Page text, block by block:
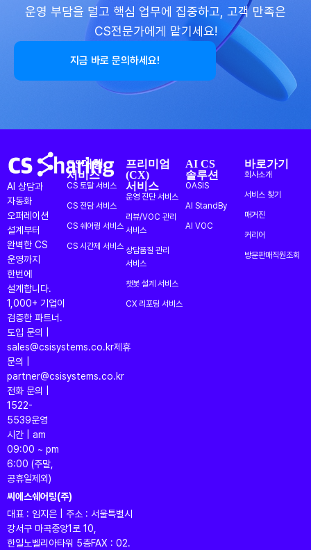
운영 부담을 덜고 핵심 업무에 집중하고, 고객 만족은
CS전문가에게 맡기세요!
지금 바로 문의하세요!
AI 상담과
자동화
오퍼레이션
설계부터
완벽한 CS
운영까지
한번에
설계합니다.
1,000+ 기업이
검증한 파트너.
도입 문의 |
sales@csisystems.co.kr제휴
문의 |
partner@csisystems.co.kr
전화 문의 |
1522-
5539운영
시간 | am
09:00 ~ pm
6:00 (주말,
공휴일제외)
CS대행
서비스
CS 토탈 서비스
CS 전담 서비스
CS 쉐어링 서비스
CS 시간제 서비스
프리미엄
(CX)
서비스
운영 진단 서비스
리뷰/VOC 관리
서비스
상담품질 관리
서비스
챗봇 설계 서비스
CX 리포팅 서비스
AI CS
솔루션
OASIS
AI StandBy
AI VOC
바로가기
회사소개
서비스 찾기
매거진
커리어
방문판매직원조회
씨에스쉐어링(주)
대표 : 임지은 | 주소 : 서울특별시
강서구 마곡중앙1로 10,
한일노벨리아타워 5층FAX : 02.